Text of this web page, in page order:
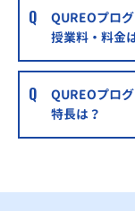
QUREOプロ
授業料・料金
QUREOプロ
特長は？